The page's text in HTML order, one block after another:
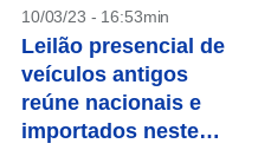
10/03/23 - 16:53min
Leilão presencial de
veículos antigos
reúne nacionais e
importados neste